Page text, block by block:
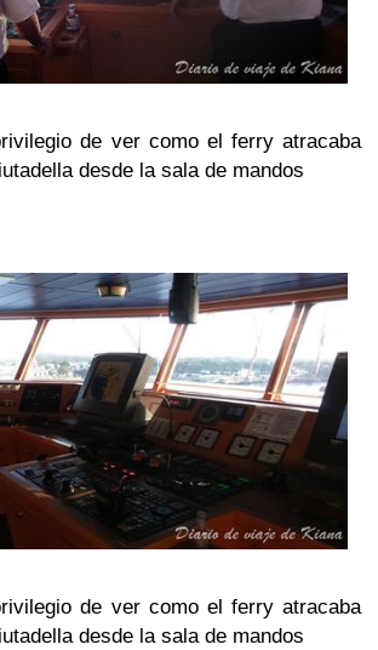
de ver como el ferry atracaba
desde la sala de mandos
de ver como el ferry atracaba
desde la sala de mandos